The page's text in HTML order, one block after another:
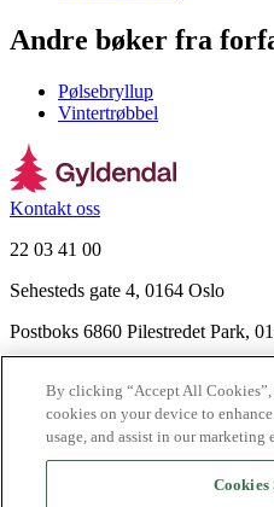
Andre bøker fra
Pølsebryllup
Vintertrøbbel
Kontakt oss
22 03 41 00
Sehesteds gate 4, 0164 Oslo
Postboks 6860 Pilestredet Park,
Nyhetsbrev
Ledige stillinger
Send inn manus
By clicking “Accept All
cookies on your device to
usage, and assist in our marketing
Cookies